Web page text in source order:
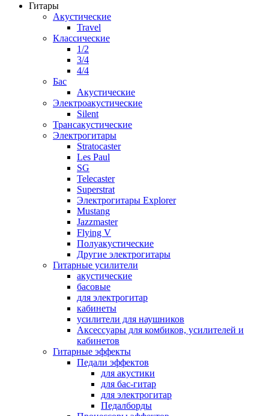
Гитары
Акустические
Travel
Классические
1/2
3/4
4/4
Бас
Акустические
Электроакустические
Silent
Трансакустические
Электрогитары
Stratocaster
Les Paul
SG
Telecaster
Superstrat
Электрогитары Explorer
Mustang
Jazzmaster
Flying V
Полуакустические
Другие электрогитары
Гитарные усилители
акустические
басовые
для электрогитар
кабинеты
усилители для наушников
Аксессуары для комбиков, усилителей и
кабинетов
Гитарные эффекты
Педали эффектов
для акустики
для бас-гитар
для электрогитар
Педалборды